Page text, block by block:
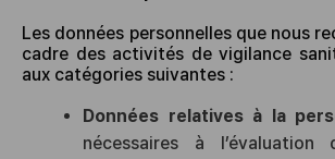
Les données personnelles que nous
cadre des activités de vigilance
aux catégories suivantes :
Données relatives à la
nécessaires à l’évaluation